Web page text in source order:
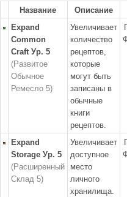
Название Описание
Expand
Common
Craft Ур. 5
(Развитое
Обычное
Ремесло 5)
Увеличивает
количество
рецептов,
которые
могут быть
записаны в
обычные
книги
рецептов.
Expand
Storage Ур. 5
(Расширенный
Склад 5)
Увеличивает
доступное
место
личного
хранилища.